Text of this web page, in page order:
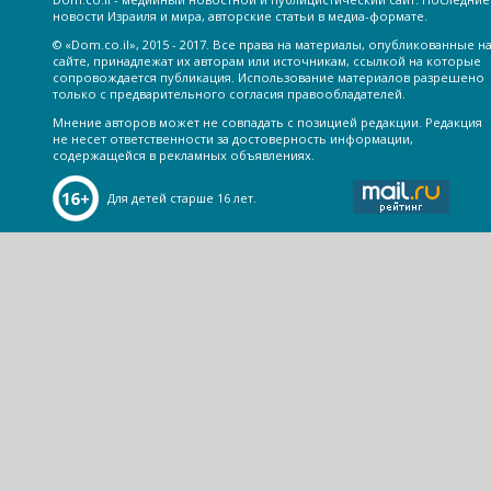
новости Израиля и мира, авторские статьи в медиа-формате.
© «Dom.co.il», 2015 - 2017. Все права на материалы, опубликованные на
сайте, принадлежат их авторам или источникам, ссылкой на которые
сопровождается публикация. Использование материалов разрешено
только с предварительного согласия правообладателей.
Мнение авторов может не совпадать с позицией редакции. Редакция
не несет ответственности за достоверность информации,
содержащейся в рекламных объявлениях.
Для детей старше 16 лет.